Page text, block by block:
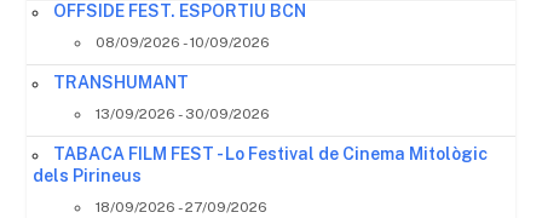
OFFSIDE FEST. ESPORTIU BCN
08/09/2026 - 10/09/2026
TRANSHUMANT
13/09/2026 - 30/09/2026
TABACA FILM FEST - Lo Festival de Cinema Mitològic
dels Pirineus
18/09/2026 - 27/09/2026